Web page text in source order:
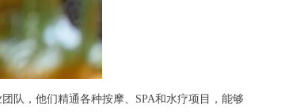
，他们精通各种按摩、SPA和水疗项目，能够